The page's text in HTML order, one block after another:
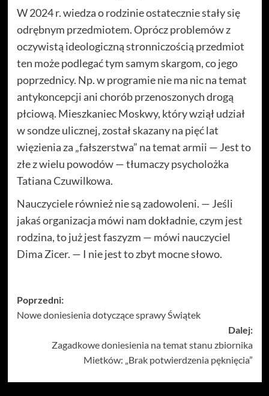
W 2024 r. wiedza o rodzinie ostatecznie stały się
odrębnym przedmiotem. Oprócz problemów z
oczywistą ideologiczną stronniczością przedmiot
ten może podlegać tym samym skargom, co jego
poprzednicy. Np. w programie nie ma nic na temat
antykoncepcji ani chorób przenoszonych drogą
płciową. Mieszkaniec Moskwy, który wziął udział
w sondze ulicznej, został skazany na pięć lat
więzienia za „fałszerstwa” na temat armii — Jest to
złe z wielu powodów — tłumaczy psycholożka
Tatiana Czuwilkowa.
Nauczyciele również nie są zadowoleni. — Jeśli
jakaś organizacja mówi nam dokładnie, czym jest
rodzina, to już jest faszyzm — mówi nauczyciel
Dima Zicer. — I nie jest to zbyt mocne słowo.
Zobacz
wpisy
Poprzedni:
Nowe doniesienia dotyczące sprawy Świątek
Dalej:
Zagadkowe doniesienia na temat stanu zbiornika
Mietków: „Brak potwierdzenia pęknięcia”